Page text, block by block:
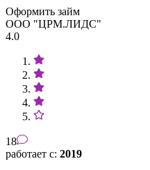
Оформить займ
ООО "ЦРМ.ЛИДС"
4.0
18
работает с: 2019